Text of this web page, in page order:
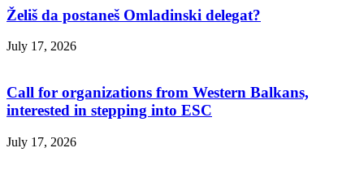
Želiš da postaneš Omladinski delegat?
July 17, 2026
Call for organizations from Western Balkans,
interested in stepping into ESC
July 17, 2026